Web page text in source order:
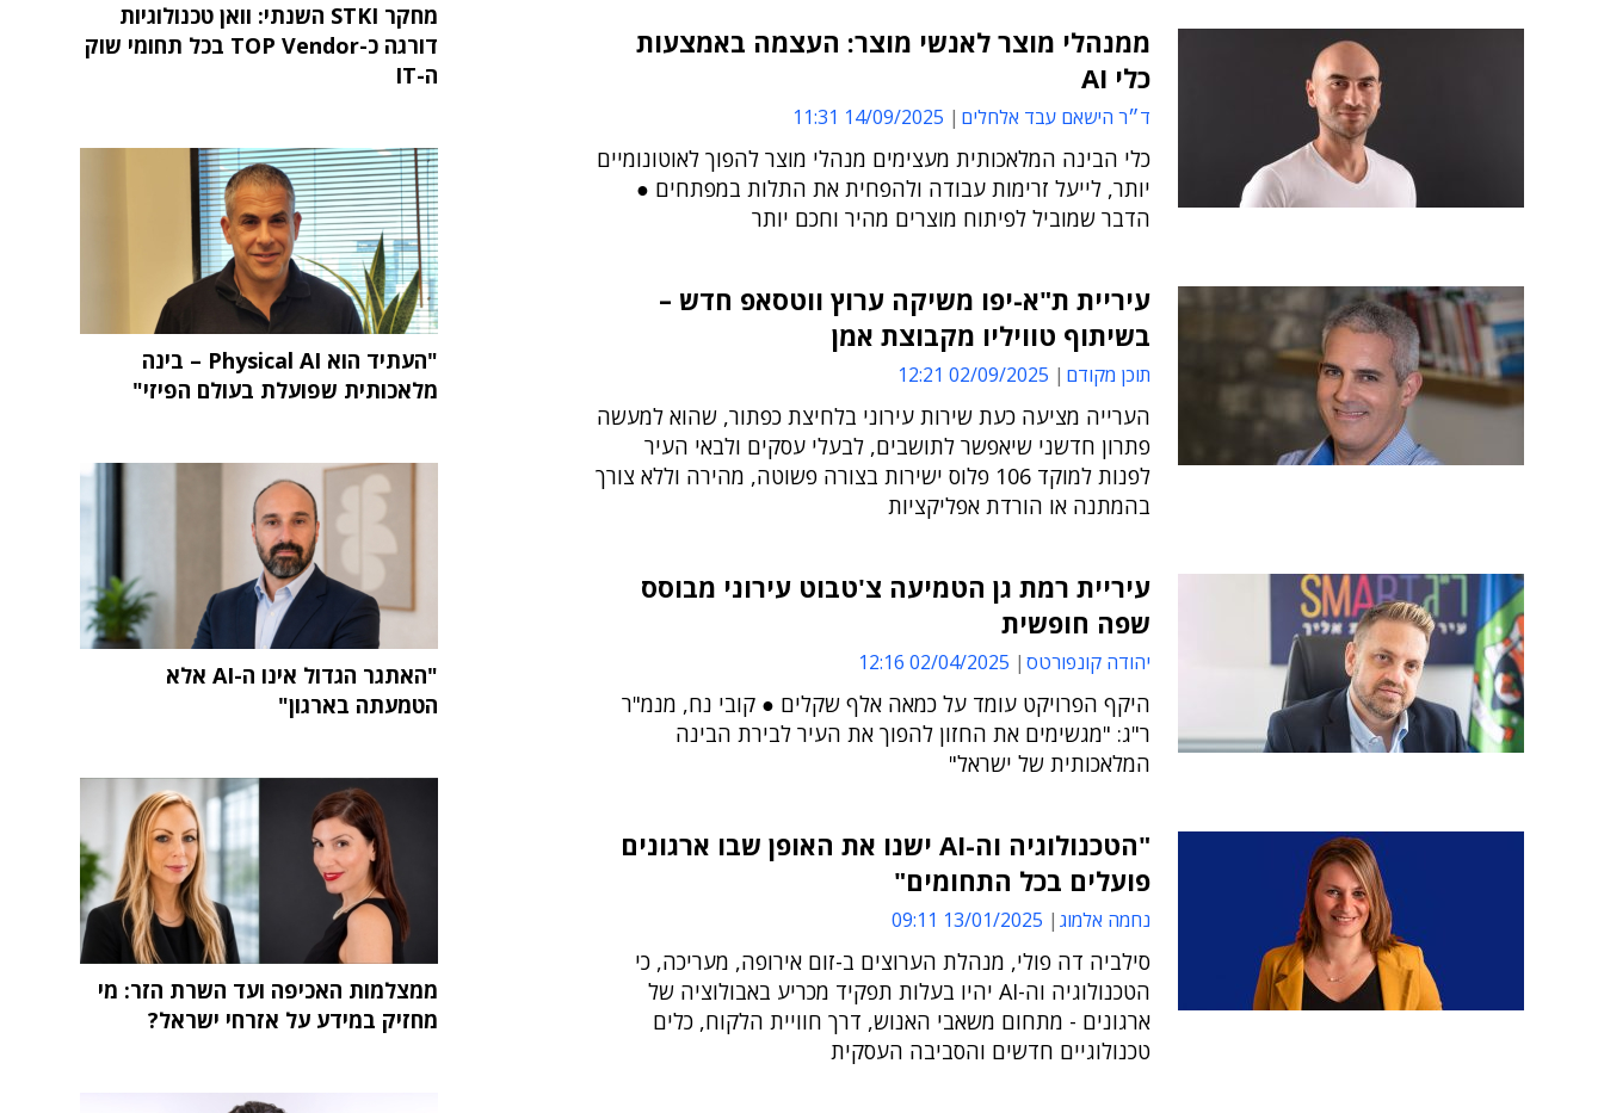
ממנהלי מוצר לאנשי מוצר: העצמה באמצעות
כלי AI
ד״ר הישאם עבד אלחלים 14/09/2025 11:31
כלי הבינה המלאכותית מעצימים מנהלי מוצר להפוך לאוטונומיים
יותר, לייעל זרימות עבודה ולהפחית את התלות במפתחים ●
הדבר שמוביל לפיתוח מוצרים מהיר וחכם יותר
עיריית ת"א-יפו משיקה ערוץ ווטסאפ חדש –
בשיתוף טוויליו מקבוצת אמן
תוכן מקודם 02/09/2025 12:21
הערייה מציעה כעת שירות עירוני בלחיצת כפתור, שהוא למעשה
פתרון חדשני שיאפשר לתושבים, לבעלי עסקים ולבאי העיר
לפנות למוקד 106 פלוס ישירות בצורה פשוטה, מהירה וללא צורך
בהמתנה או הורדת אפליקציות
עיריית רמת גן הטמיעה צ'טבוט עירוני מבוסס
שפה חופשית
יהודה קונפורטס 02/04/2025 12:16
היקף הפרויקט עומד על כמאה אלף שקלים ● קובי נח, מנמ"ר
ר"ג: "מגשימים את החזון להפוך את העיר לבירת הבינה
המלאכותית של ישראל"
"הטכנולוגיה וה-AI ישנו את האופן שבו ארגונים
פועלים בכל התחומים"
נחמה אלמוג 13/01/2025 09:11
סילביה דה פולי, מנהלת הערוצים ב-זום אירופה, מעריכה, כי
הטכנולוגיה וה-AI יהיו בעלות תפקיד מכריע באבולוציה של
ארגונים - מתחום משאבי האנוש, דרך חוויית הלקוח, כלים
טכנולוגיים חדשים והסביבה העסקית
מחקר STKI השנתי: וואן טכנולוגיות
דורגה כ-TOP Vendor בכל תחומי שוק
ה-IT
"העתיד הוא Physical AI – בינה
מלאכותית שפועלת בעולם הפיזי"
"האתגר הגדול אינו ה-AI אלא
הטמעתה בארגון"
ממצלמות האכיפה ועד השרת הזר: מי
מחזיק במידע על אזרחי ישראל?